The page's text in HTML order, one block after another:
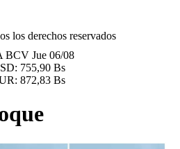
los derechos reservados
BCV Jue 06/08
755,90 Bs
872,83 Bs